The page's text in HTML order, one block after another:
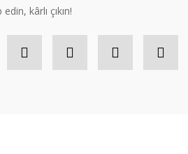
kârlı çıkın!